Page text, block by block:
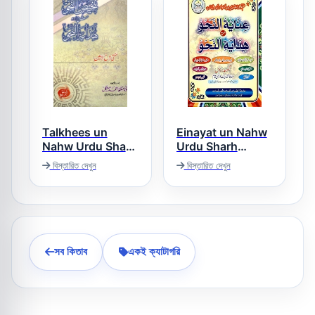
Talkhees un
Nahw Urdu Sharh
Hidayat un Nahw
تلخیص النحو اردو
شرح ھدایۃ النحو
বিস্তারিত দেখুন
Einayat un Nahw
Urdu Sharh
Hidayat un Nahw
عنایۃ النحو اردو شرح
ھدایۃ النحو
বিস্তারিত দেখুন
সব কিতাব একই ক্যাটাগরি